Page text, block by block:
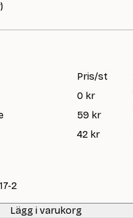
Pris/st
0 kr
59 kr
42 kr
2
Lägg i varukorg